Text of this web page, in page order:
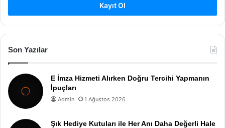
Kayıt Ol
Son Yazılar
E İmza Hizmeti Alırken Doğru Tercihi Yapmanın
İpuçları
Admin 1 Ağustos 2026
Şık Hediye Kutuları ile Her Anı Daha Değerli Hale